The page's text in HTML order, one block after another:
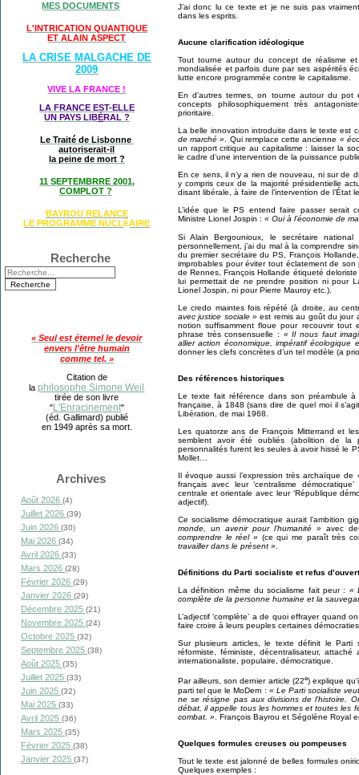
MES DOCUMENTS
L'INTRICATION QUANTIQUE
ET ALAIN ASPECT
LA CRISE MALGACHE DE
2009
VIVE LA FRANCE !
LA FRANCE EST-ELLE
UN PAYS LIBÉRAL ?
Le Traité de Lisbonne
autoriserait-il
la peine de mort ?
11 SEPTEMBRRE 2001,
COMPLOT ?
BAYROU RELANCE
LE PROGRAMME NUCLÉAIRE
Recherche
« Seul est éternel le devoir
envers l'être humain
comme tel. »
Citation de
laphilosophe Simone Weil
tirée de son livre
"L'Enracinement"
(éd. Gallimard) publié
en 1949 après sa mort.
Archives
Août 2026 (4)
Juillet 2026 (39)
Juin 2026 (30)
Mai 2026 (34)
Avril 2026 (33)
Mars 2026 (28)
Février 2026 (29)
Janvier 2026 (29)
Décembre 2025 (21)
Novembre 2025 (24)
Octobre 2025 (32)
Septembre 2025 (38)
Août 2025 (35)
Juillet 2025 (33)
Juin 2025 (32)
Mai 2025 (33)
Avril 2025 (36)
Mars 2025 (35)
Février 2025 (38)
Janvier 2025 (37)
J’ai donc lu ce texte et je ne suis pas
dans les esprits.
Aucune clarification idéologique
Tout tourne autour du concept de réalisme
mondialisée et parfois dure par ses aspérités
lutte encore programmée contre le capitalisme.
En d’autres termes, on tourne autour du
concepts philosophiquement très
prioritaire.
La belle innovation introduite dans le texte est
de marché ». Qui remplace cette ancienne «
un rapport critique au capitalisme : laisser la
le cadre d’une intervention de la puissance
En ce sens, il n’y a rien de nouveau, ni sur de
y compris ceux de la majorité présidentielle
disant libérale, à faire de l’intervention de l’État
L’idée que le PS entend faire passer serait
Ministre Lionel Jospin : « Oui à l’économie de
Si Alain Bergounioux, le secrétaire
personnellement, j’ai du mal à la comprendre
du premier secrétaire du PS, François
improbables pour éviter tout éclatement de
de Rennes, François Hollande étiqueté
lui permettait de ne prendre position ni pour
Lionel Jospin, ni pour Pierre Mauroy etc.).
Le credo maintes fois répété (à droite, au
avec justice sociale » est remis au goût du jour
notion suffisamment floue pour recouvrir tout
phrase très consensuelle : « Il nous faut
allier action économique, impératif écologique
donner les clefs concrètes d’un tel modèle (a
Des références historiques
Le texte fait référence dans son préambule
française, à 1848 (sans dire de quel moi il
Libération, de mai 1968.
Les quatorze ans de François Mitterrand et
semblent avoir été oubliés (abolition de
personnalités furent les seules à avoir hissé le
Mollet…
Il évoque aussi l’expression très archaïque de
français avec leur ‘centralisme
centrale et orientale avec leur ‘République
adjectif).
Ce socialisme démocratique aurait l’ambition
monde, un avenir pour l’humanité »
avec
comprendre le réel » (ce qui me paraît très
travailler dans le présent ».
Définitions du Parti socialiste et refus
La définition même du socialisme fait peur : «
complète de la personne humaine et la
L’adjectif ‘complète’ a de quoi effrayer quand
faire croire à leurs peuples certaines
Sur plusieurs articles, le texte définit le Parti
réformiste, féministe, décentralisateur,
internationaliste, populaire, démocratique.
Par ailleurs, son dernier article (22e) explique
parti tel que le MoDem : « Le Parti socialiste
ne se résigne pas aux divisions de l’histoire.
débat, il appelle tous les hommes et toutes les
combat. » . François Bayrou et Ségolène Royal
Quelques formules creuses ou pompeuses
Tout le texte est jalonné de belles formules
Quelques exemples :